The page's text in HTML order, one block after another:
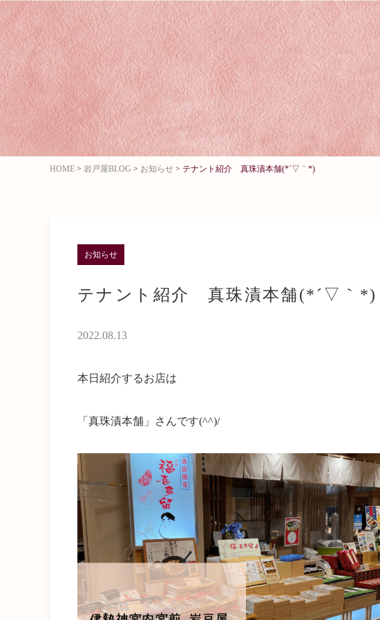
HOME > 岩戸屋BLOG > お知らせ > テナント紹介 真珠漬本舗(*´▽｀*)
お知らせ
テナント紹介 真珠漬本舗(*´▽｀*)
2022.08.13
本日紹介するお店は
「真珠漬本舗」さんです(^^)/